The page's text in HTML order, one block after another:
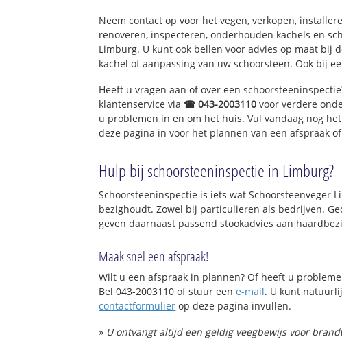
Neem contact op voor het vegen, verkopen,
renoveren, inspecteren, onderhouden kachels en
Limburg. U kunt ook bellen voor advies op maat bij
kachel of aanpassing van uw schoorsteen. Ook bij
Heeft u vragen aan of over een
klantenservice via ☎ 043-2003110 voor verdere
u problemen in en om het huis. Vul vandaag nog
deze pagina in voor het plannen van een afspraak
Hulp bij schoorsteeninspectie in Limburg?
Schoorsteeninspectie is iets wat Schoorsteenveger
bezighoudt. Zowel bij particulieren als bedrijven.
geven daarnaast passend stookadvies aan
Maak snel een afspraak!
Wilt u een afspraak in plannen? Of heeft u
Bel 043-2003110 of stuur eene-mail. U kunt
contactformulier op deze pagina invullen.
» U ontvangt altijd een geldig veegbewijs voor